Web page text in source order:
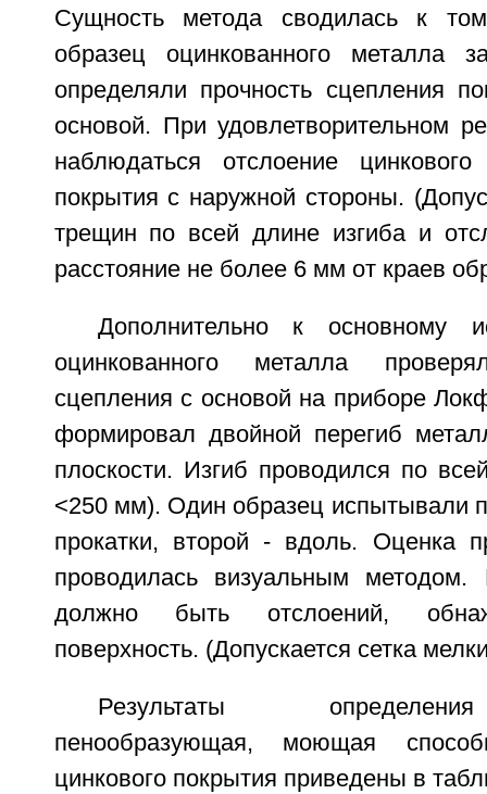
Сущность метода сводилась к
образец оцинкованного металла
определяли прочность сцепления
основой. При удовлетворительном
наблюдаться отслоение
покрытия с наружной стороны.
трещин по всей длине изгиба и
расстояние не более 6 мм от краев
Дополнительно к основному
оцинкованного металла
сцепления с основой на приборе
формировал двойной перегиб
плоскости. Изгиб проводился по
<250 мм). Один образец испытывали
прокатки, второй - вдоль. Оценка
проводилась визуальным
должно быть отслоений,
поверхность. (Допускается сетка
Результаты
пенообразующая, моющая
цинкового покрытия приведены в